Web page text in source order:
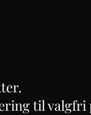
til valgfri